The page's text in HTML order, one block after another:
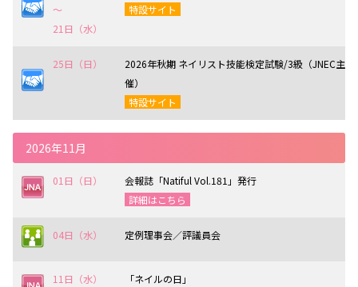
〜
21日（水）
特設サイト
25日（日）
2026年秋期 ネイリスト技能検定試験/3級（JNEC主
催）
特設サイト
2026年11月
01日（日）
会報誌「Natiful Vol.181」発行
詳細はこちら
04日（水） 定例理事会／評議員会
11日（水）
「ネイルの日」